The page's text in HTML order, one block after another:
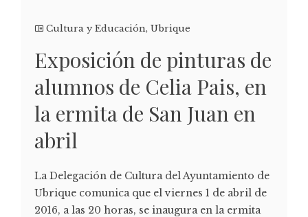
Cultura y Educación, Ubrique
Exposición de pinturas de
alumnos de Celia Pais, en
la ermita de San Juan en
abril
La Delegación de Cultura del Ayuntamiento de
Ubrique comunica que el viernes 1 de abril de
2016, a las 20 horas, se inaugura en la ermita